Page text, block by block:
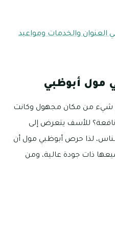
العنوان والخدمات ومواعيد
مول أبوظبي
شيء من مكان مجهول وكانت
نافعة؟ للأسف يتعرض إلى
لذا حرص أبوظبي مول أن
ذات جودة عالية، ومن